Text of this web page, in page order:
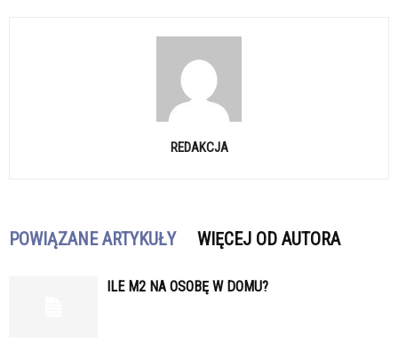
REDAKCJA
POWIĄZANE ARTYKUŁY WIĘCEJ OD AUTORA
ILE M2 NA OSOBĘ W DOMU?